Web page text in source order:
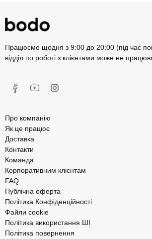
Працюємо щодня з 9:00 до 20:00 (під час
відділ по роботі з клієнтами може не
Про компанію
Як це працює
Доставка
Контакти
Команда
Корпоративним клієнтам
FAQ
Публічна оферта
Політика Конфіденційності
Файли cookie
Політика використання ШІ
Політика повернення